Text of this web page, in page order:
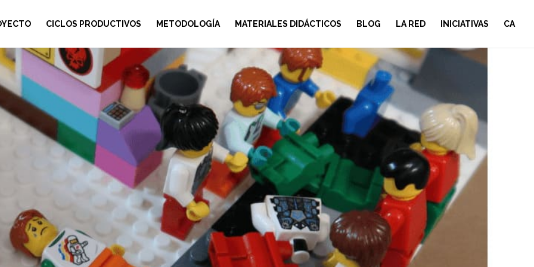
CICLOS PRODUCTIVOS METODOLOGÍA MATERIALES DIDÁCTICOS BLOG LA RED INICIATIVAS CA